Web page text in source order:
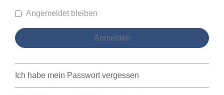
Angemeldet bleiben
Ich habe mein Passwort vergessen